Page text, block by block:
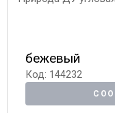
бежевый
Код: 144232